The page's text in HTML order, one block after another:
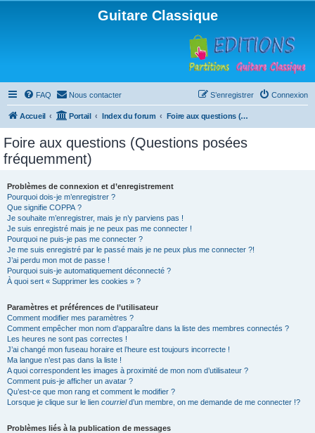
Guitare Classique
FAQ Nous contacter Connexion
S’enregistrer
Accueil Portail Index du forum Foire aux questions (Questions posées fréquemment)
Foire aux questions (Questions posées
fréquemment)
Problèmes de connexion et d’enregistrement
Pourquoi dois-je m’enregistrer ?
Que signifie COPPA ?
Je souhaite m’enregistrer, mais je n’y parviens pas !
Je suis enregistré mais je ne peux pas me connecter !
Pourquoi ne puis-je pas me connecter ?
Je me suis enregistré par le passé mais je ne peux plus me connecter ?!
J’ai perdu mon mot de passe !
Pourquoi suis-je automatiquement déconnecté ?
À quoi sert « Supprimer les cookies » ?
Paramètres et préférences de l’utilisateur
Comment modifier mes paramètres ?
Comment empêcher mon nom d’apparaître dans la liste des membres connectés ?
Les heures ne sont pas correctes !
J’ai changé mon fuseau horaire et l’heure est toujours incorrecte !
Ma langue n’est pas dans la liste !
A quoi correspondent les images à proximité de mon nom d’utilisateur ?
Comment puis-je afficher un avatar ?
Qu’est-ce que mon rang et comment le modifier ?
Lorsque je clique sur le lien courrield’un membre, on me demande de me connecter !?
Problèmes liés à la publication de messages